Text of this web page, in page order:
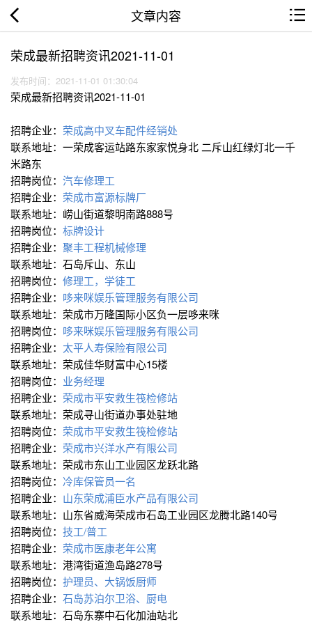
文章内容
荣成最新招聘资讯2021-11-01
发布时间：2021-11-01 01:30:04
荣成最新招聘资讯2021-11-01
招聘企业： 荣成高中叉车配件经销处
联系地址：一荣成客运站路东家家悦身北 二斥山红绿灯北一千
米路东
招聘岗位： 汽车修理工
招聘企业： 荣成市富源标牌厂
联系地址：崂山街道黎明南路888号
招聘岗位： 标牌设计
招聘企业： 聚丰工程机械修理
联系地址：石岛斥山、东山
招聘岗位： 修理工，学徒工
招聘企业： 哆来咪娱乐管理服务有限公司
联系地址：荣成市万隆国际小区负一层哆来咪
招聘岗位： 哆来咪娱乐管理服务有限公司
招聘企业： 太平人寿保险有限公司
联系地址：荣成佳华财富中心15楼
招聘岗位： 业务经理
招聘企业： 荣成市平安救生筏检修站
联系地址：荣成寻山街道办事处驻地
招聘岗位： 荣成市平安救生筏检修站
招聘企业： 荣成市兴洋水产有限公司
联系地址：荣成市东山工业园区龙跃北路
招聘岗位： 冷库保管员一名
招聘企业： 山东荣成浦臣水产品有限公司
联系地址：山东省威海荣成市石岛工业园区龙腾北路140号
招聘岗位： 技工/普工
招聘企业： 荣成市医康老年公寓
联系地址：港湾街道渔岛路278号
招聘岗位： 护理员、大锅饭厨师
招聘企业： 石岛苏泊尔卫浴、厨电
联系地址：石岛东寨中石化加油站北